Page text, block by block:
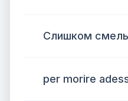
Слишком
per morire